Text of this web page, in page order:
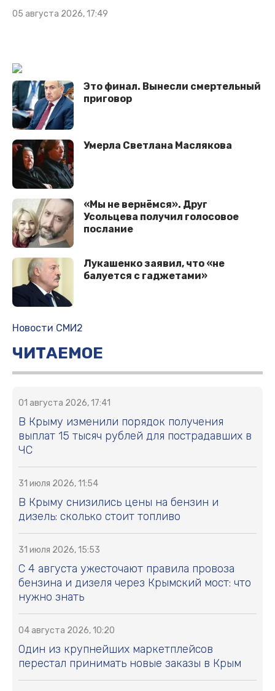
05 августа 2026, 17:49
Это финал. Вынесли смертельный
приговор
Умерла Светлана Маслякова
«Мы не вернёмся». Друг
Усольцева получил голосовое
послание
Лукашенко заявил, что «не
балуется с гаджетами»
Новости СМИ2
ЧИТАЕМОЕ
01 августа 2026, 17:41
В Крыму изменили порядок получения
выплат 15 тысяч рублей для пострадавших в
ЧС
31 июля 2026, 11:54
В Крыму снизились цены на бензин и
дизель: сколько стоит топливо
31 июля 2026, 15:53
С 4 августа ужесточают правила провоза
бензина и дизеля через Крымский мост: что
нужно знать
04 августа 2026, 10:20
Один из крупнейших маркетплейсов
перестал принимать новые заказы в Крым